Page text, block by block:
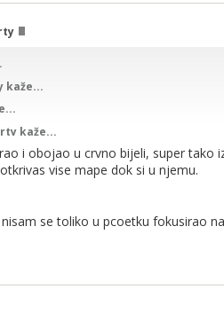
sam ko lud, sve sam zavrsio. nemam
Kansei Armor? :D
kaže...
kaže...
igrao ju otkako je izasla, sve tri
kao luk i strijelu, te par
ocjenu 9/10
nisam ni act1 očistio
i obojao u crvno bijeli, super tako
vise mape dok si u njemu.
se toliko u pcoetku fokusirao